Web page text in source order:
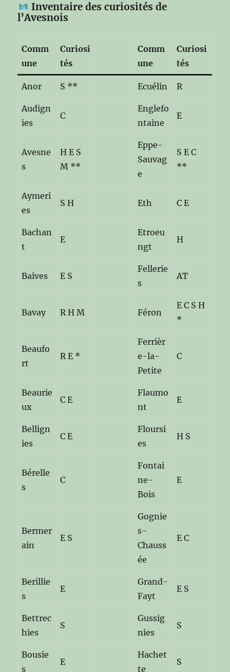
Inventaire des curiosités de
l’Avesnois
Comm
une
Curiosi
tés
Comm
une
Curiosi
tés
Anor S ** Ecuélin R
Audign
ies
C
Englefo
ntaine
E
Avesne
s
H E S
M **
Eppe-
Sauvag
e
S E C
**
Aymeri
es
S H Eth C E
Bachan
t
E
Etroeu
ngt
H
Baives E S
Fellerie
s
AT
Bavay R H M Féron
E C S H
*
Beaufo
rt
R E *
Ferrièr
e-la-
Petite
C
Beaurie
ux
C E
Flaumo
nt
E
Bellign
ies
C E
Floursi
es
H S
Bérelle
s
C
Fontai
ne-
Bois
E
Bermer
ain
E S
Gognie
s-
Chauss
ée
E C
Berillie
s
E
Grand-
Fayt
E S
Bettrec
hies
S
Gussig
nies
S
Bousie
s
E
Hachet
te
S